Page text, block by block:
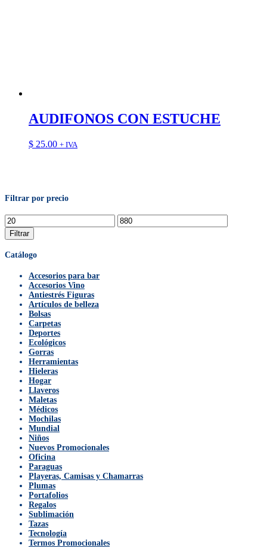
Filtrar por precio
Precio
mínimo
Precio
máximo
Filtrar
Catálogo
Accesorios para bar
Accesorios Vino
Antiestrés Figuras
Artículos de belleza
Bolsas
Carpetas
Deportes
Ecológicos
Gorras
Herramientas
Hieleras
Hogar
Llaveros
Maletas
Médicos
Mochilas
Mundial
Niños
Nuevos Promocionales
Oficina
Paraguas
Playeras, Camisas y Chamarras
Plumas
Portafolios
Regalos
Sublimación
Tazas
Tecnología
Termos Promocionales
AUDIFONOS CON ESTUCHE
$ 25.00 + IVA